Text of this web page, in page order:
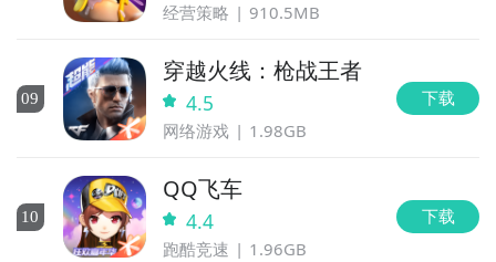
经营策略 910.5MB
09
穿越火线：枪战王者
4.5
网络游戏 1.98GB
下载
10
QQ飞车
4.4
跑酷竞速 1.96GB
下载